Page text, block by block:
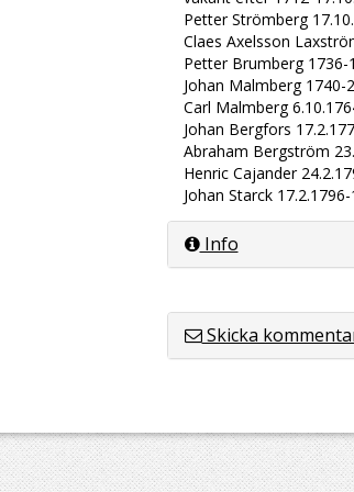
Petter Strömberg
Claes Axelsson
Petter Brumberg 1736-
Johan Malmberg 1740-
Carl Malmberg
Johan Bergfors
Abraham Bergström
Henric Cajander
Johan Starck
Info
Skicka